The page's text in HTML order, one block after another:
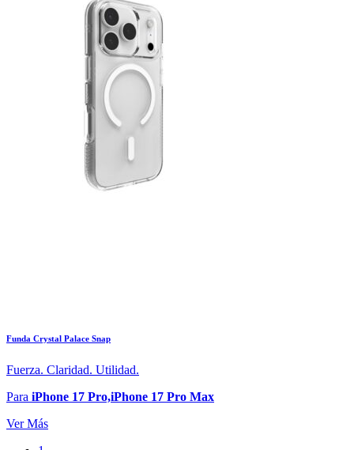
Funda Crystal Palace Snap
Fuerza. Claridad. Utilidad.
Para iPhone 17 Pro,iPhone 17 Pro Max
Ver Más